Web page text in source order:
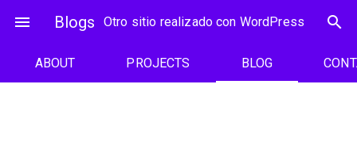
menu Blogs Otro sitio realizado con WordPress search
ABOUT PROJECTS BLOG